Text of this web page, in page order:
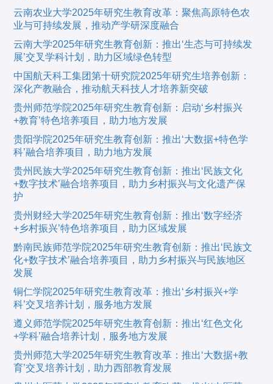
云南农业大学2025年研究生教育改革：聚焦高原特色农
业与可持续发展，推动产学研深度融合
云南大学2025年研究生教育创新：推出‘生态与可持续发
展’交叉学科计划，助力区域绿色转型
中国航天科工集团第十研究院2025年研究生培养创新：
深化产教融合，推动航天科技人才培养新突破
贵州师范学院2025年研究生教育创新：启动‘乡村振兴
+教育’特色培养项目，助力地方发展
贵阳学院2025年研究生教育创新：推出‘大数据+特色学
科’融合培养项目，助力地方发展
贵州民族大学2025年研究生教育创新：推出‘民族文化
+数字技术’融合培养项目，助力乡村振兴与文化遗产保
护
贵州财经大学2025年研究生教育创新：推出‘数字经济
+乡村振兴’特色培养项目，助力区域发展
黔南民族师范学院2025年研究生教育创新：推出‘民族文
化+数字技术’融合培养项目，助力乡村振兴与民族地区
发展
铜仁学院2025年研究生教育改革：推出‘乡村振兴+学
科’交叉培养计划，服务地方发展
遵义师范学院2025年研究生教育创新：推出‘红色文化
+学科’融合培养计划，服务地方发展
贵州师范大学2025年研究生教育改革：推出‘大数据+教
育’交叉培养计划，助力西部教育发展